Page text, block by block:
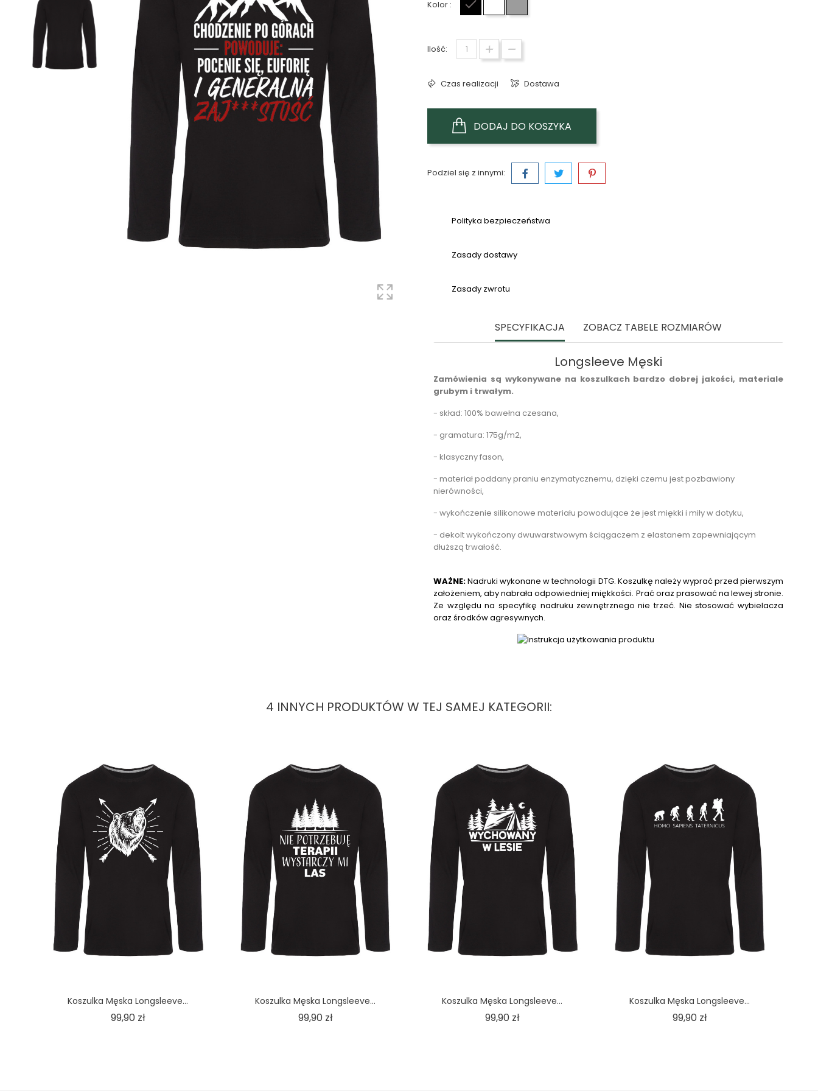
Kolor :
Ilość:
Czas realizacji Dostawa
DODAJ DO KOSZYKA
Podziel się z innymi:
Polityka bezpieczeństwa
Zasady dostawy
Zasady zwrotu
SPECYFIKACJA ZOBACZ TABELE ROZMIARÓW
Longsleeve Męski
Zamówienia są wykonywane na koszulkach bardzo dobrej jakości, materiale
grubym i trwałym.
- skład: 100% bawełna czesana,
- gramatura: 175g/m2,
- klasyczny fason,
- materiał poddany praniu enzymatycznemu, dzięki czemu jest pozbawiony
nierówności,
- wykończenie silikonowe materiału powodujące że jest miękki i miły w dotyku,
- dekolt wykończony dwuwarstwowym ściągaczem z elastanem zapewniającym
dłuższą trwałość.
WAŻNE:Nadruki wykonane w technologii DTG. Koszulkę należy wyprać przed pierwszym
założeniem, aby nabrała odpowiedniej miękkości. Prać oraz prasować na lewej stronie.
Ze względu na specyfikę nadruku zewnętrznego nie trzeć. Nie stosować wybielacza
oraz środków agresywnych.
4 INNYCH PRODUKTÓW W TEJ SAMEJ KATEGORII:
Koszulka Męska Longsleeve...
99,90 złCena
Koszulka Męska Longsleeve...
99,90 złCena
Koszulka Męska Longsleeve...
99,90 złCena
Koszulka Męska Longsleeve...
99,90 złCena